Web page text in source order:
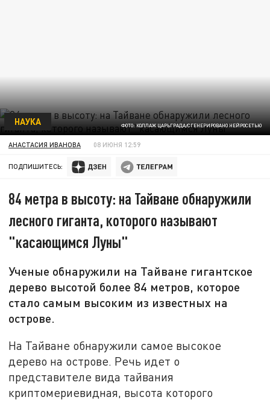
ФОТО: КОЛЛАЖ ЦАРЬГРАДА/СГЕНЕРИРОВАНО НЕЙРОСЕТЬЮ
НАУКА
АНАСТАСИЯ ИВАНОВА 08 ИЮНЯ 12:59
ПОДПИШИТЕСЬ:
84 метра в высоту: на Тайване обнаружили
лесного гиганта, которого называют
"касающимся Луны"
Ученые обнаружили на Тайване гигантское
дерево высотой более 84 метров, которое
стало самым высоким из известных на
острове.
На Тайване обнаружили самое высокое
дерево на острове. Речь идет о
представителе вида тайвания
криптомериевидная, высота которого